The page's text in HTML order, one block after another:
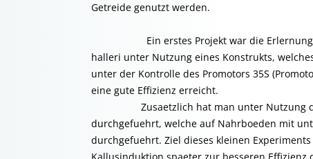
Getreide genutzt werden.
Ein erstes Projekt war die Erlernung
halleri unter Nutzung eines Konstrukts,
unter der Kontrolle des Promotors 35S
eine gute Effizienz erreicht.
Zusaetzlich hat man unter Nutzung des
durchgefuehrt, welche auf Nahrboeden mit
durchgefuehrt. Ziel dieses kleinen